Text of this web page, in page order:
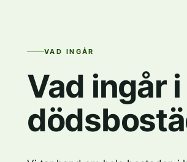
VAD INGÅR
Vad ingår i